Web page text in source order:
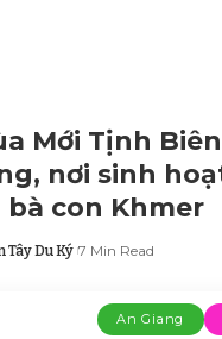
Mới Tịnh
nơi sinh
bà con Khmer
Tây Du Ký 7 Min Read
An Giang